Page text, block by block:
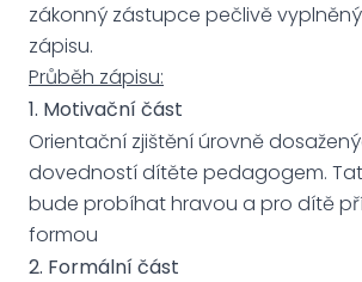
zákonný zástupce pečlivě
zápisu.
Průběh zápisu:
1. Motivační část
Orientační zjištění úrovně
dovedností dítěte pedagogem.
bude probíhat hravou a pro dítě
formou
2. Formální část